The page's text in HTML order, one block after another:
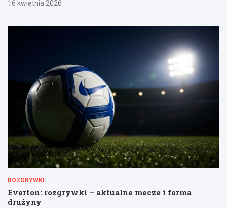
16 kwietnia 2026
ROZGRYWKI
Everton: rozgrywki – aktualne mecze i forma
drużyny